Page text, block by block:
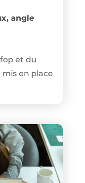
angle
et du
en place